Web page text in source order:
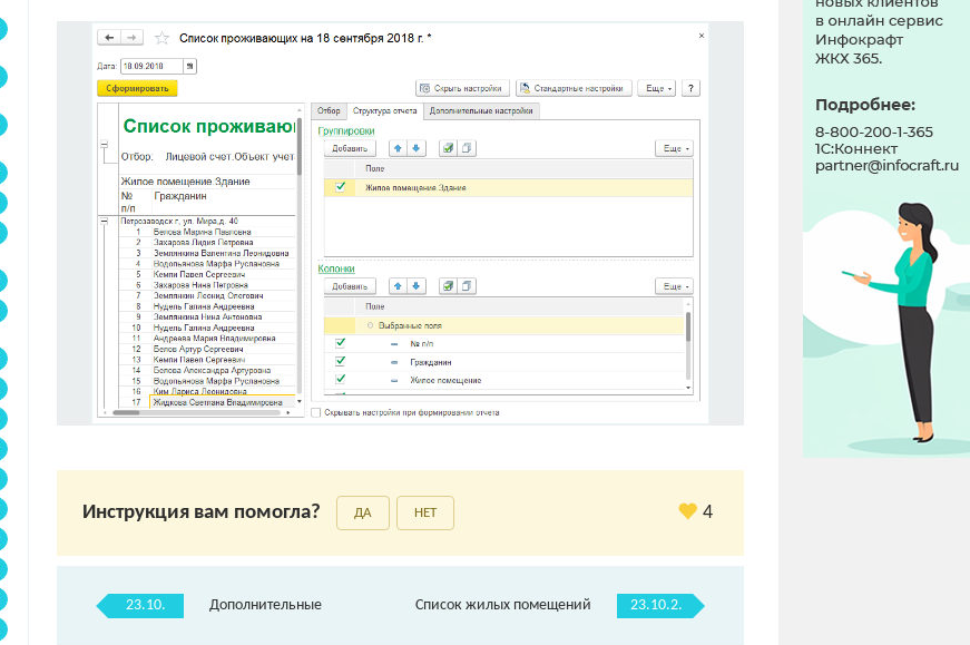
Инструкция вам помогла? ДА НЕТ 4
23.10. Дополнительные Список жилых помещений 23.10.2.